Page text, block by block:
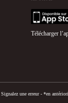
appstore
Télécharger
Signalez une erreur - *en